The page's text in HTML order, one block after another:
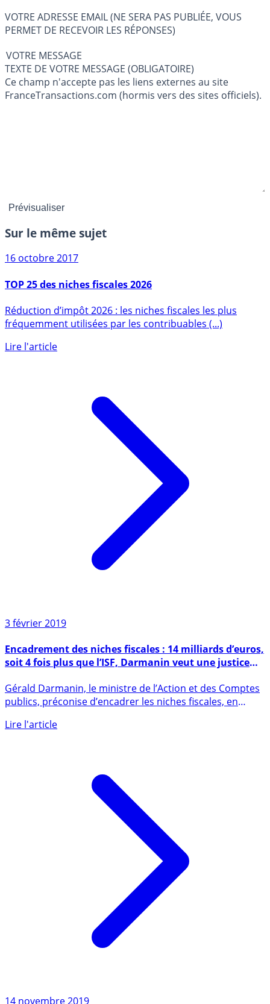
VOTRE ADRESSE EMAIL (NE SERA PAS PUBLIÉE, VOUS
PERMET DE RECEVOIR LES RÉPONSES)
VOTRE MESSAGE
TEXTE DE VOTRE MESSAGE (OBLIGATOIRE)
Ce champ n'accepte pas les liens externes au site
FranceTransactions.com (hormis vers des sites officiels).
Sur le même sujet
16 octobre 2017
TOP 25 des niches fiscales 2026
fréquemment utilisées par les contribuables (...)
3 février 2019
soit 4 fois plus que l’ISF, Darmanin veut une justice
fiscale
publics, préconise d’encadrer les niches fiscales, en